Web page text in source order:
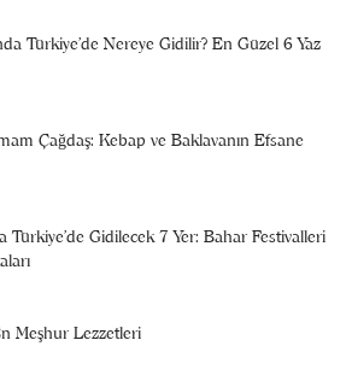
Türkiye’de Nereye Gidilir? En Güzel 6 Yaz
Çağdaş: Kebap ve Baklavanın Efsane
Türkiye’de Gidilecek 7 Yer: Bahar Festivalleri
Meşhur Lezzetleri